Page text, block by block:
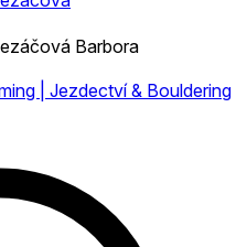
Barbora
| Jezdectví & Bouldering